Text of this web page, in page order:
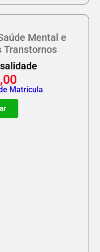
Mental e
Transtornos
Matrícula